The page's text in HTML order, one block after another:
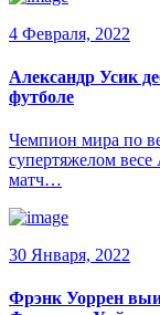
4 Февраля, 2022
Александр Усик
футболе
Чемпион мира по
супертяжелом
матч…
30 Января, 2022
Фрэнк Уоррен